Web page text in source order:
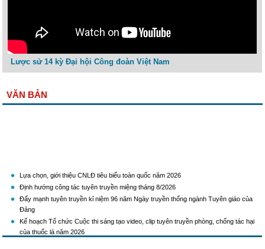
Lược sử 14 kỳ Đại hội Công đoàn Việt Nam
VĂN BẢN
Lựa chọn, giới thiệu CNLĐ tiêu biểu toàn quốc năm 2026
Định hướng công tác tuyên truyền miệng tháng 8/2026
Đẩy mạnh tuyên truyền kỉ niệm 96 năm Ngày truyền thống ngành Tuyên giáo của
Đảng
Kế hoạch Tổ chức Cuộc thi sáng tạo video, clip tuyên truyền phòng, chống tác hại
của thuốc lá năm 2026